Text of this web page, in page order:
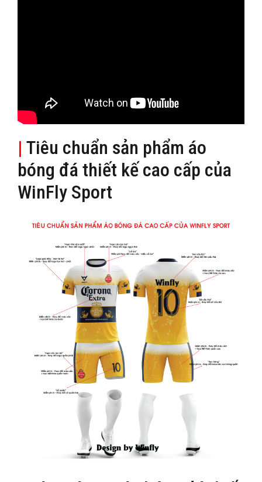
| Tiêu chuẩn sản phẩm áo
bóng đá thiết kế cao cấp của
WinFly Sport